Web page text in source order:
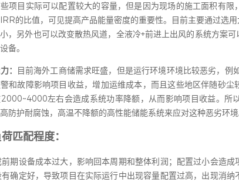
项目实际可以配置较大的容量，但是因为现场的施工面积有
的比值，可见提高产品能量密度的重要性。目前主要通过选
，另外也可以改变散热风道，全液冷+前进上出风的系统方案
备。
：
目前海外工商储需求旺盛，但是运行环境环境比较恶劣，
和故障影响项目收益，增加运维成本，而且这些地区伴随砂
左右会造成系统功率降额，从而影响项目收益。所
防护耐腐蚀，高温不降额的高性能储能系统来应对这种恶劣环境
匹配程度：
期设备成本过大，影响回本周期和整体利润；配置过小会造
确定好，导致项目在实际运行中出现容量配置过高，出现消